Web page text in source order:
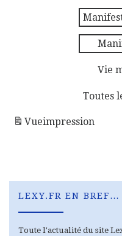
Vie
Toutes
Vueimpression
LEXY.FR EN BREF…
Toute l'actualité du site